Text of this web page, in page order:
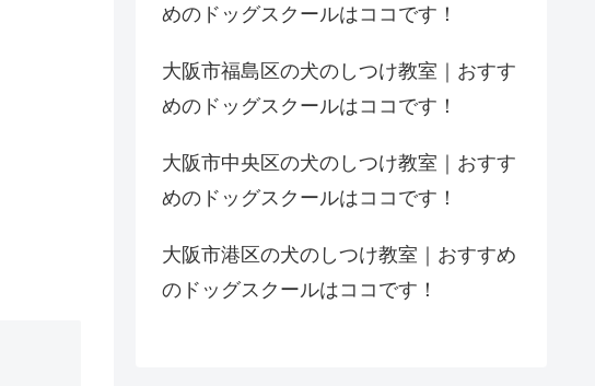
めのドッグスクールはココです！
大阪市福島区の犬のしつけ教室｜おすす
めのドッグスクールはココです！
大阪市中央区の犬のしつけ教室｜おすす
めのドッグスクールはココです！
大阪市港区の犬のしつけ教室｜おすすめ
のドッグスクールはココです！